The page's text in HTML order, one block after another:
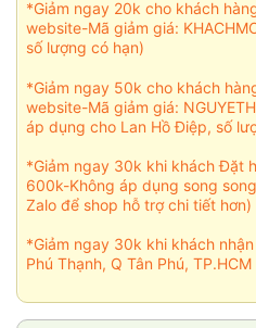
*Giảm ngay 20k cho khách
website-Mã giảm giá:
số lượng có hạn)
*Giảm ngay 50k cho khách
website-Mã giảm giá:
áp dụng cho Lan Hồ Điệp, số
*Giảm ngay 30k khi khách Đặt
600k-Không áp dụng song
Zalo để shop hỗ trợ chi tiết hơn)
*Giảm ngay 30k khi khách
Phú Thạnh, Q Tân Phú,